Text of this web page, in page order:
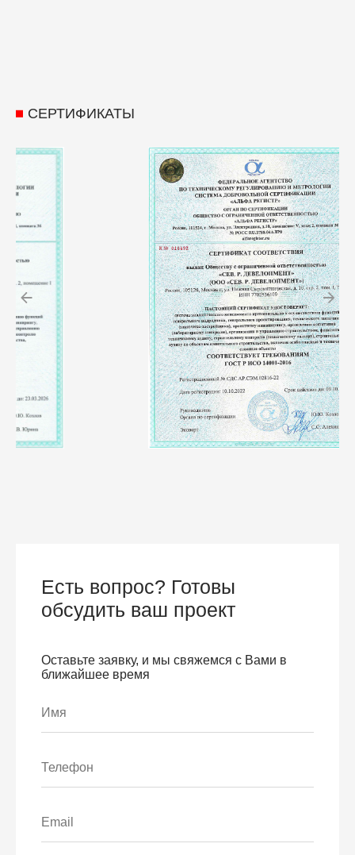
СЕРТИФИКАТЫ
Есть вопрос? Готовы
обсудить ваш проект
Оставьте заявку, и мы свяжемся с Вами в
ближайшее время